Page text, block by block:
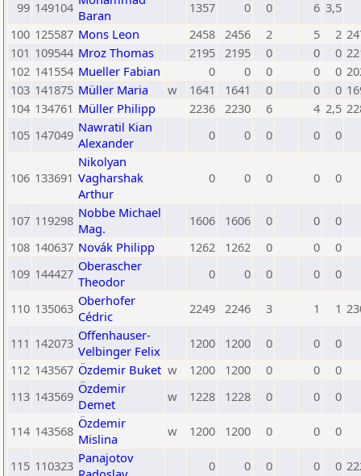
99 149104 Baran
1357 0 0 6 3,5
100 125587 Mons Leon 2458 2456 2 5 2
101 109544 Mroz Thomas 2195 2195 0 0 0
102 141554 Mueller Fabian 0 0 0 0 0
103 141875 Müller Maria w 1641 1641 0 0 0
104 134761 Müller Philipp 2236 2230 6 4 2,5
105 147049 Nawratil Kian
Alexander
0 0 0 0 0
106 133691
Nikolyan
Vagharshak
Arthur
0 0 0 0 0
107 119298 Nobbe Michael
Mag.
1606 1606 0 0
0
108 140637 Novák Philipp 1262 1262 0 0
0
109 144427 Oberascher
Theodor
0 0 0 0 0
110 135063 Oberhofer
Cédric
2249 2246 3 1 1
111 142073 Offenhauser-
Velbinger Felix
1200 1200 0 0
0
112 143567 Özdemir Buket w 1200 1200 0 0
0
113 143569 Özdemir
Demet
w 1228 1228 0 0 0
114 143568 Özdemir
Mislina
w 1200 1200 0 0 0
115 110323 Panajotov
0 0 0 0 0